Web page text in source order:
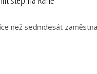
než sedmdesát